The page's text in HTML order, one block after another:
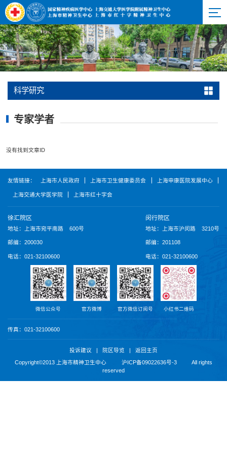
科学研究
专家学者
没有找到文章ID
友情链接： 上海市人民政府 上海市卫生健康委员会 上海申康医院发展中心
上海交通大学医学院 上海市红十字会
徐汇院区
地址：上海市宛平南路 600号
邮编：200030
电话：021-32100600
闵行院区
地址：上海市沪闵路 3210号
邮编：201108
电话：021-32100600
微信公众号 官方微博 官方微信订阅号 小红书二维码
传真：021-32100600
Copyright©2013 上海市精神卫生中心 沪ICP备09022636号-3
All rights
reserved
投诉建议 | 院区导览 | 返回主页